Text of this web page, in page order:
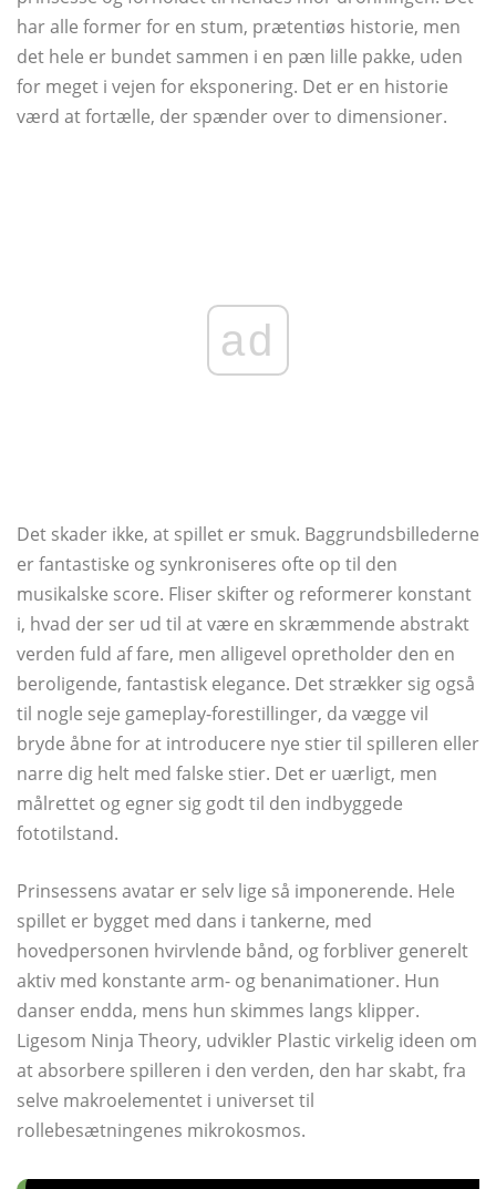
har alle former for en stum, prætentiøs historie, men
det hele er bundet sammen i en pæn lille pakke, uden
for meget i vejen for eksponering. Det er en historie
værd at fortælle, der spænder over to dimensioner.
ad
Det skader ikke, at spillet er smuk. Baggrundsbillederne
er fantastiske og synkroniseres ofte op til den
musikalske score. Fliser skifter og reformerer konstant
i, hvad der ser ud til at være en skræmmende abstrakt
verden fuld af fare, men alligevel opretholder den en
beroligende, fantastisk elegance. Det strækker sig også
til nogle seje gameplay-forestillinger, da vægge vil
bryde åbne for at introducere nye stier til spilleren eller
narre dig helt med falske stier. Det er uærligt, men
målrettet og egner sig godt til den indbyggede
fototilstand.
Prinsessens avatar er selv lige så imponerende. Hele
spillet er bygget med dans i tankerne, med
hovedpersonen hvirvlende bånd, og forbliver generelt
aktiv med konstante arm- og benanimationer. Hun
danser endda, mens hun skimmes langs klipper.
Ligesom Ninja Theory, udvikler Plastic virkelig ideen om
at absorbere spilleren i den verden, den har skabt, fra
selve makroelementet i universet til
rollebesætningenes mikrokosmos.